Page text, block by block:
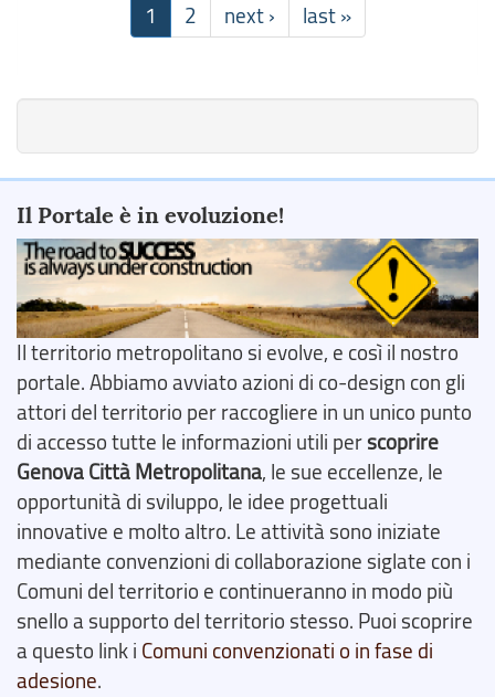
1 2 next › last »
Il Portale è in evoluzione!
Il territorio metropolitano si evolve, e così il nostro
portale. Abbiamo avviato azioni di co-design con gli
attori del territorio per raccogliere in un unico punto
di accesso tutte le informazioni utili perscoprire
Genova Città Metropolitana, le sue eccellenze, le
opportunità di sviluppo, le idee progettuali
innovative e molto altro. Le attività sono iniziate
mediante convenzioni di collaborazione siglate con i
Comuni del territorio e continueranno in modo più
snello a supporto del territorio stesso. Puoi scoprire
a questo link i Comuni convenzionati o in fase di
adesione.